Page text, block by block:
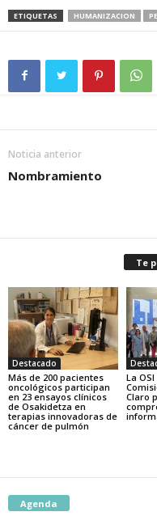
ETIQUETAS HUMANIZACION
Noticia anterior
Nombramiento
Te
Destacado
Más de 200 pacientes
oncológicos participan
en 23 ensayos clínicos
de Osakidetza en
terapias innovadoras de
cáncer de pulmón
La
Claro
Agenda